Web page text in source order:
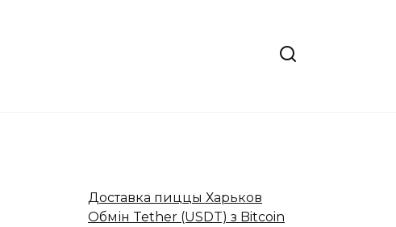
Доставка пиццы Харьков
Обмін Tether (USDT) з Bitcoin